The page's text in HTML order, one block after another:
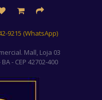
9215 (WhatsApp)
Mall, Loja 03
- CEP 42702-400